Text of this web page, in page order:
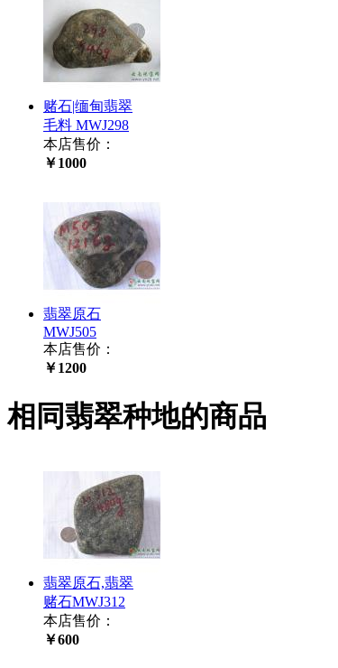
赌石|缅甸翡翠
毛料 MWJ298
本店售价：
￥1000
翡翠原石
MWJ505
本店售价：
￥1200
相同翡翠种地的商品
翡翠原石,翡翠
赌石MWJ312
本店售价：
￥600